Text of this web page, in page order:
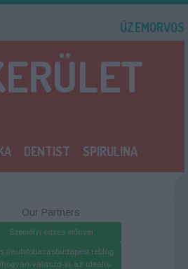
ÜZEMORVOS
DENTIST SPIRULINA
Our Partners
Személyi edzés előnyei
autofoliazasbudapest.reblog.
hogyan-valaszd-ki-az-idealis-